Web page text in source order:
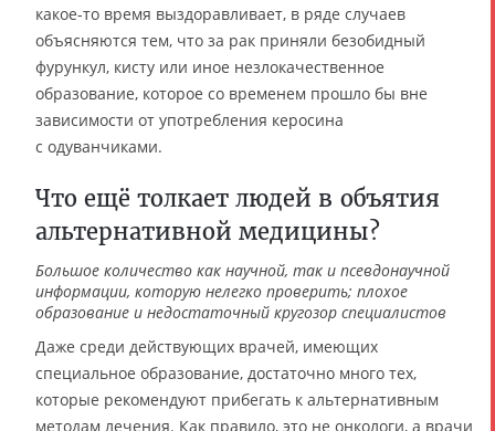
какое-то время выздоравливает, в ряде случаев
объясняются тем, что за рак приняли безобидный
фурункул, кисту или иное незлокачественное
образование, которое со временем прошло бы вне
зависимости от употребления керосина
с одуванчиками.
Что ещё толкает людей в объятия
альтернативной медицины?
Большое количество как научной, так и псевдонаучной
информации, которую нелегко проверить; плохое
образование и недостаточный кругозор специалистов
Даже среди действующих врачей, имеющих
специальное образование, достаточно много тех,
которые рекомендуют прибегать к альтернативным
методам лечения. Как правило, это не онкологи, а врачи